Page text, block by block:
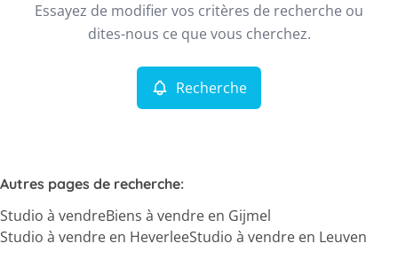
Studio Remove
Max. budget
Recherche Trier par
Essayez de modifier vos critères de recherche ou
dites-nous ce que vous cherchez.
Recherche
Autres pages de recherche:
Studio à vendreBiens à vendre en Gijmel
Studio à vendre en HeverleeStudio à vendre en Leuven